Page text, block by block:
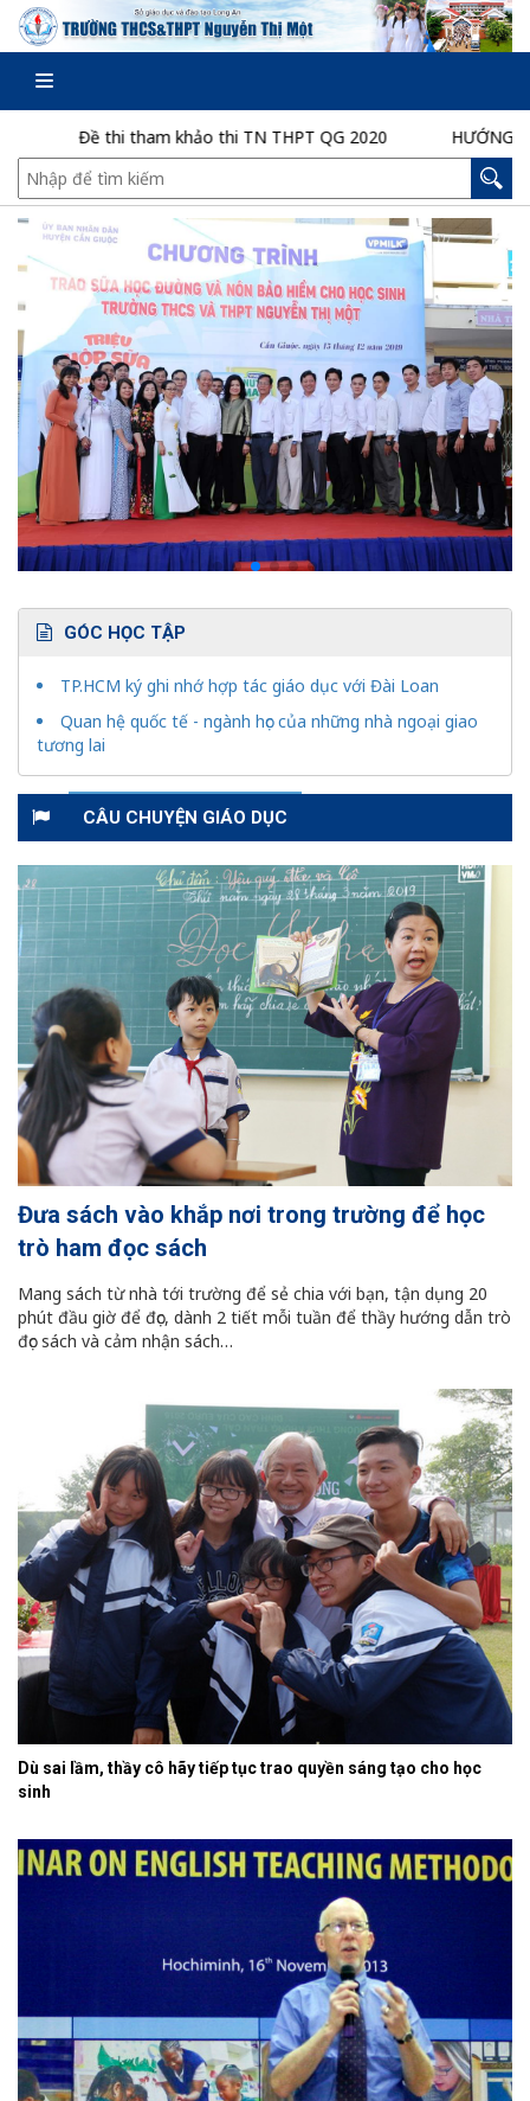
Đề thi tham khảo thi TN THPT QG 2020 HƯỚNG DẪN
GÓC HỌC TẬP
TP.HCM ký ghi nhớ hợp tác giáo dục với Đài Loan
Quan hệ quốc tế - ngành học của những nhà ngoại giao
tương lai
CÂU CHUYỆN GIÁO DỤC
Đưa sách vào khắp nơi trong trường để học
trò ham đọc sách
Mang sách từ nhà tới trường để sẻ chia với bạn, tận dụng 20
phút đầu giờ để đọc, dành 2 tiết mỗi tuần để thầy hướng dẫn trò
đọc sách và cảm nhận sách…
Dù sai lầm, thầy cô hãy tiếp tục trao quyền sáng tạo cho học
sinh